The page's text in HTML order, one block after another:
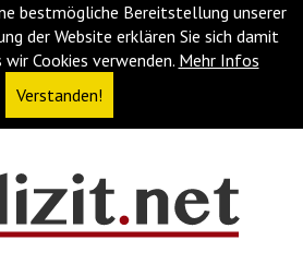
bestmögliche Bereitstellung unserer
der Website erklären Sie sich damit
Cookies verwenden. Mehr Infos
Verstanden!